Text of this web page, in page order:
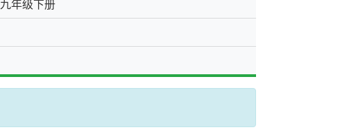
九年级下册